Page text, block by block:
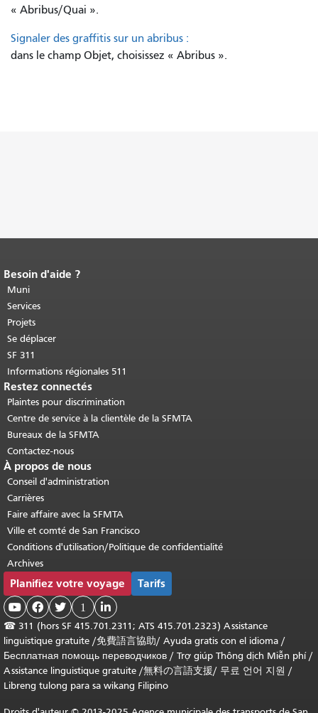
« Abribus/Quai ».
Signaler des graffitis sur un abribus :
dans le champ Objet, choisissez « Abribus ».
Fin du contenu de la page.
cette page se répète sur chaque page.
Retour au haut du contenu principal
Besoin d'aide ?
Muni
Services
Projets
Se déplacer
SF 311
Informations régionales 511
Restez connectés
Plaintes pour discrimination
Centre de service à la clientèle de la SFMTA
Bureaux de la SFMTA
Contactez-nous
À propos de nous
Conseil d'administration
Carrières
Faire affaire avec la SFMTA
Ville et comté de San Francisco
Conditions d'utilisation/Politique de confidentialité
Archives
Planifiez votre voyage Tarifs
   1 
☎ 311 (hors SF 415.701.2311; ATS 415.701.2323) Assistance
linguistique gratuite /免費語言協助/ Ayuda gratis con el idioma /
Бесплатная помощь переводчиков / Trợ giúp Thông dịch Miễn phí/
Assistance linguistique gratuite /無料の言語支援/ 무료 언어 지원 /
Libreng tulong para sa wikang Filipino